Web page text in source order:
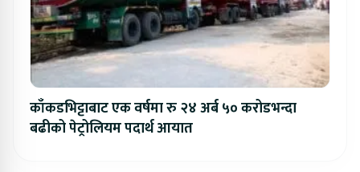
काँकडभिट्टाबाट एक वर्षमा रु २४ अर्ब ५० करोडभन्दा
बढीको पेट्रोलियम पदार्थ आयात